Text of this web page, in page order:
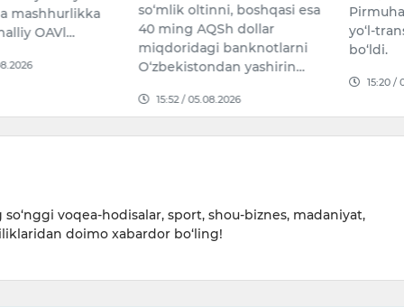
boshqasi esa
dollar
yashirin…
Pirmuhammedov ko‘chasida
yo‘l-transport hodisasi sodir
bo‘ldi.
10:04 /
voqea-hodisalar, sport, shou-biznes, madaniyat,
doimo xabardor bo‘ling!